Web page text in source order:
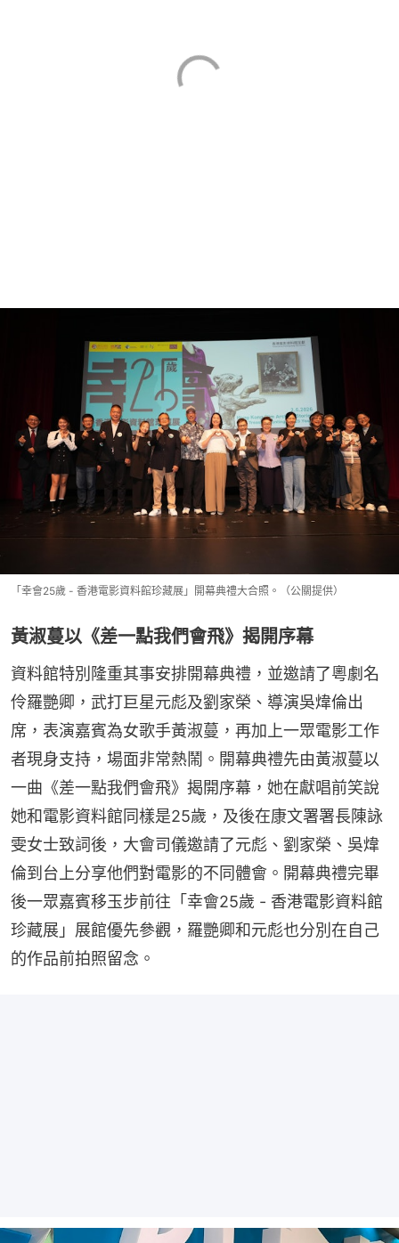
「幸會25歲 - 香港電影資料館珍藏展」開幕典禮大合照。（公關提供）
黃淑蔓以《差一點我們會飛》揭開序幕
資料館特別隆重其事安排開幕典禮，並邀請了粵劇名
伶羅艷卿，武打巨星元彪及劉家榮、導演吳煒倫出
席，表演嘉賓為女歌手黃淑蔓，再加上一眾電影工作
者現身支持，場面非常熱鬧。開幕典禮先由黃淑蔓以
一曲《差一點我們會飛》揭開序幕，她在獻唱前笑說
她和電影資料館同樣是25歲，及後在康文署署長陳詠
雯女士致詞後，大會司儀邀請了元彪、劉家榮、吳煒
倫到台上分享他們對電影的不同體會。開幕典禮完畢
後一眾嘉賓移玉步前往「幸會25歲 - 香港電影資料館
珍藏展」展館優先參觀，羅艷卿和元彪也分別在自己
的作品前拍照留念。